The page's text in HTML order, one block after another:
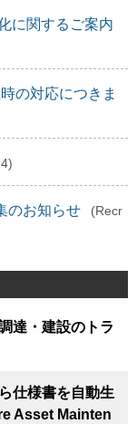
に関するご案内
の対応につきま
のお知らせ
(Recr
達・建設のトラ
仕様書を自動生
Asset Mainten